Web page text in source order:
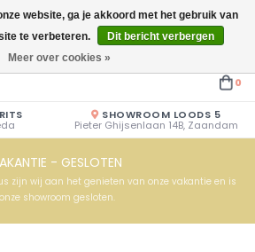
Zaterdag 10.00u - 17.00u of op afspraak!
0
SHOWROOM LOODS 5
Pieter Ghijsenlaan 14B, Zaandam
- GESLOTEN
zijn wij aan het genieten van onze vakantie en is
onze showroom gesloten.
website, ga je akkoord met het gebruik van
te verbeteren.
Dit bericht verbergen
Meer over cookies »